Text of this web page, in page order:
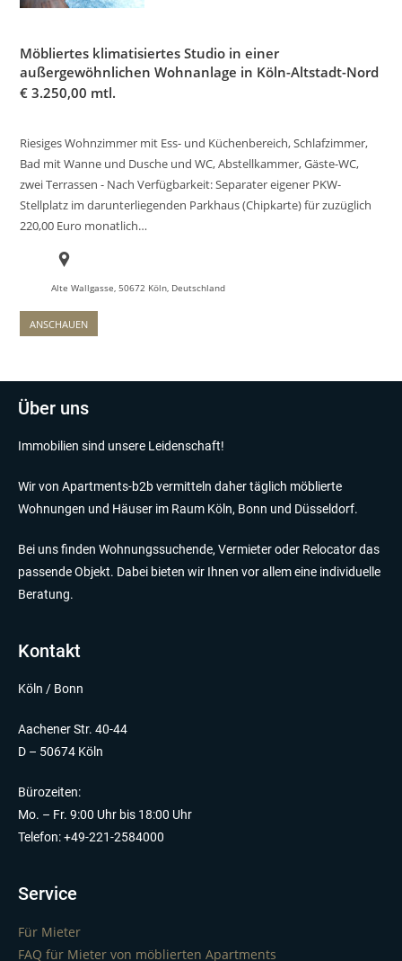
Möbliertes klimatisiertes Studio in einer
außergewöhnlichen Wohnanlage in Köln-Altstadt-Nord
€ 3.250,00 mtl.
Riesiges Wohnzimmer mit Ess- und Küchenbereich, Schlafzimmer,
Bad mit Wanne und Dusche und WC, Abstellkammer, Gäste-WC,
zwei Terrassen - Nach Verfügbarkeit: Separater eigener PKW-
Stellplatz im darunterliegenden Parkhaus (Chipkarte) für zuzüglich
220,00 Euro monatlich…
Alte Wallgasse, 50672 Köln, Deutschland
ANSCHAUEN
Über uns
Immobilien sind unsere Leidenschaft!
Wir von Apartments-b2b vermitteln daher täglich möblierte
Wohnungen und Häuser im Raum Köln, Bonn und Düsseldorf.
Bei uns finden Wohnungssuchende, Vermieter oder Relocator das
passende Objekt. Dabei bieten wir Ihnen vor allem eine individuelle
Beratung.
Kontakt
Köln / Bonn
Aachener Str. 40-44
D – 50674 Köln
Bürozeiten:
Mo. – Fr. 9:00 Uhr bis 18:00 Uhr
Telefon: +49-221-2584000
Service
Für Mieter
FAQ für Mieter von möblierten Apartments